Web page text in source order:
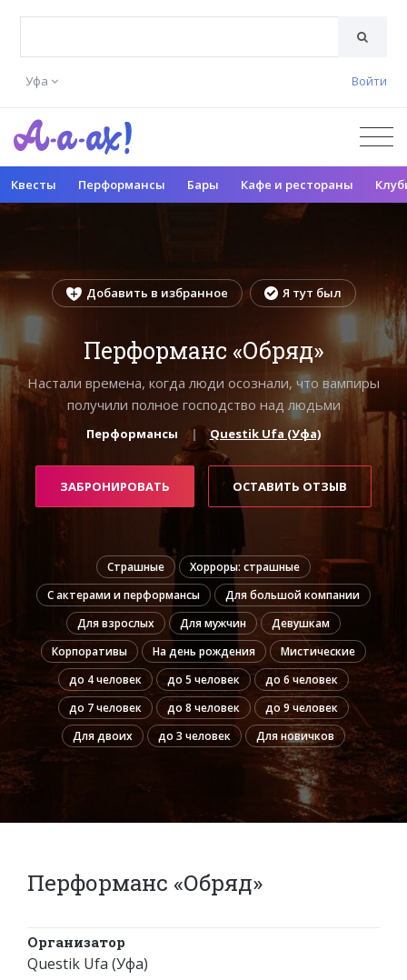
Уфа Войти
Квесты Перформансы Бары Кафе и рестораны
Добавить в избранное Я тут был
Перформанс «Обряд»
Настали времена, когда люди осознали, что вампиры
получили полное господство над людьми
Перформансы Questik Ufa (Уфа)
ЗАБРОНИРОВАТЬ ОСТАВИТЬ ОТЗЫВ
Страшные
Хорроры: страшные
С актерами и перформансы
Для большой компании
Для взрослых
Для мужчин
Девушкам
Корпоративы
На день рождения
Мистические
до 4 человек
до 5 человек
до 6 человек
до 7 человек
до 8 человек
до 9 человек
Для двоих
до 3 человек Для новичков
Перформанс «Обряд»
Организатор
Questik Ufa (Уфа)